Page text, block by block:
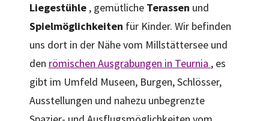
Liegestühle , gemütliche Terassen und
Spielmöglichkeiten für Kinder. Wir befinden
uns dort in der Nähe vom Millstättersee und
den römischen Ausgrabungen in Teurnia , es
gibt im Umfeld Museen, Burgen, Schlösser,
Ausstellungen und nahezu unbegrenzte